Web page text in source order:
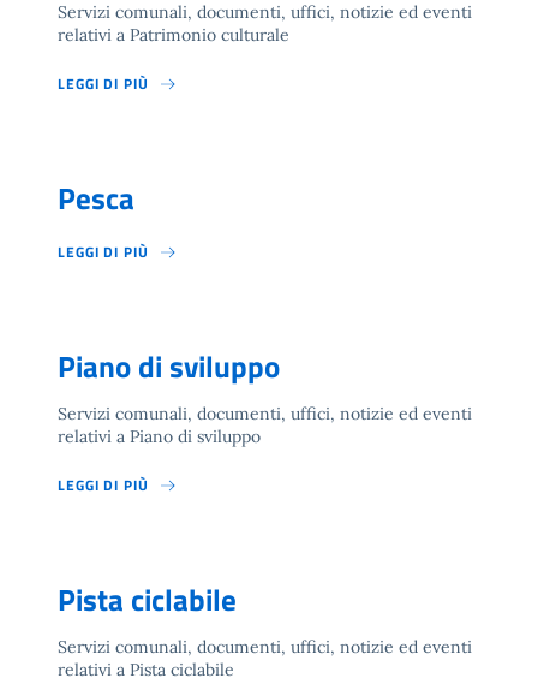
Servizi comunali, documenti, uffici, notizie ed eventi
relativi a Patrimonio culturale
LEGGI DI PIÙ
Pesca
LEGGI DI PIÙ
Piano di sviluppo
Servizi comunali, documenti, uffici, notizie ed eventi
relativi a Piano di sviluppo
LEGGI DI PIÙ
Pista ciclabile
Servizi comunali, documenti, uffici, notizie ed eventi
relativi a Pista ciclabile